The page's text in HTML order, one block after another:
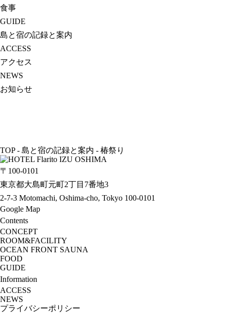
食事
GUIDE
島と宿の記録と案内
ACCESS
アクセス
NEWS
お知らせ
TOP - 島と宿の記録と案内 - 椿祭り
〒100-0101
東京都大島町元町2丁目7番地3
2-7-3 Motomachi, Oshima-cho, Tokyo 100-0101
Google Map
Contents
CONCEPT
ROOM&FACILITY
OCEAN FRONT SAUNA
FOOD
GUIDE
Information
ACCESS
NEWS
プライバシーポリシー